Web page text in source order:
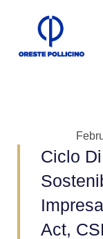
Ciclo
Act,